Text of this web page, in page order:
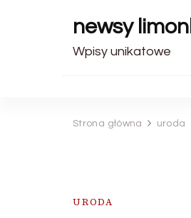
newsy
Wpisy unikatowe
Strona główna uroda
URODA